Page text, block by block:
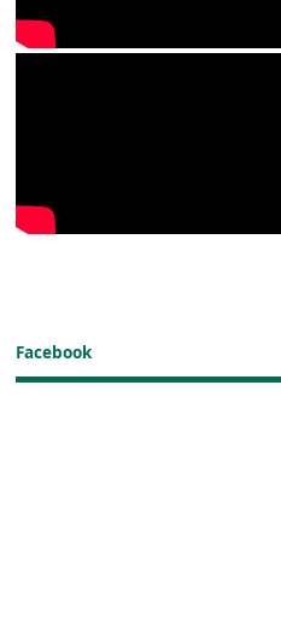
Facebook